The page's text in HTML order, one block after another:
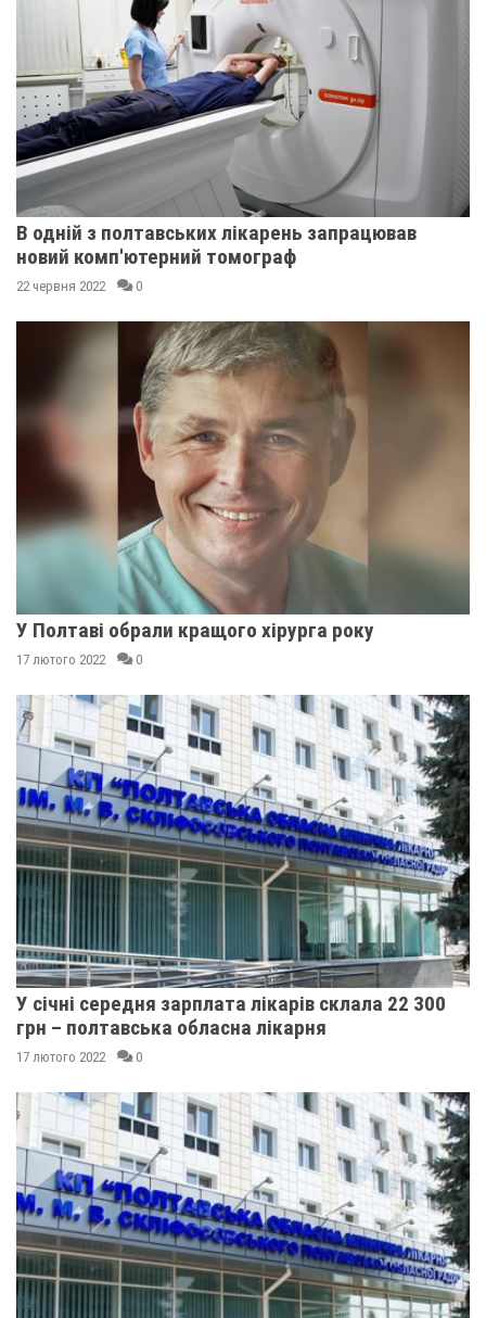
В одній з полтавських лікарень запрацював
новий комп'ютерний томограф
22 червня 2022 0
У Полтаві обрали кращого хірурга року
17 лютого 2022 0
У січні середня зарплата лікарів склала 22 300
грн – полтавська обласна лікарня
17 лютого 2022 0